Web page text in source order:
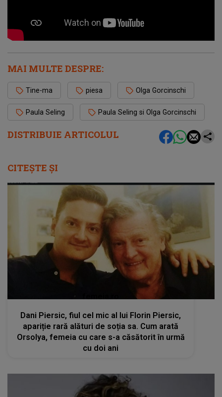
DISTRIBUIE ARTICOLUL
MAI MULTE DESPRE:
Tine-ma piesa Olga Gorcinschi
Paula Seling Paula Seling si Olga Gorcinschi
CITEȘTE ȘI
Dani Piersic, fiul cel mic al lui Florin Piersic,
apariție rară alături de soția sa. Cum arată
Orsolya, femeia cu care s-a căsătorit în urmă
cu doi ani